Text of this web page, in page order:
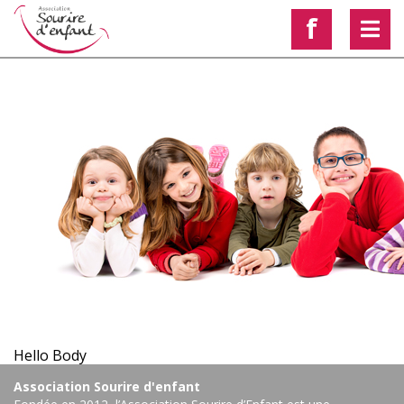
f
Hello Body
Association Sourire d'enfant